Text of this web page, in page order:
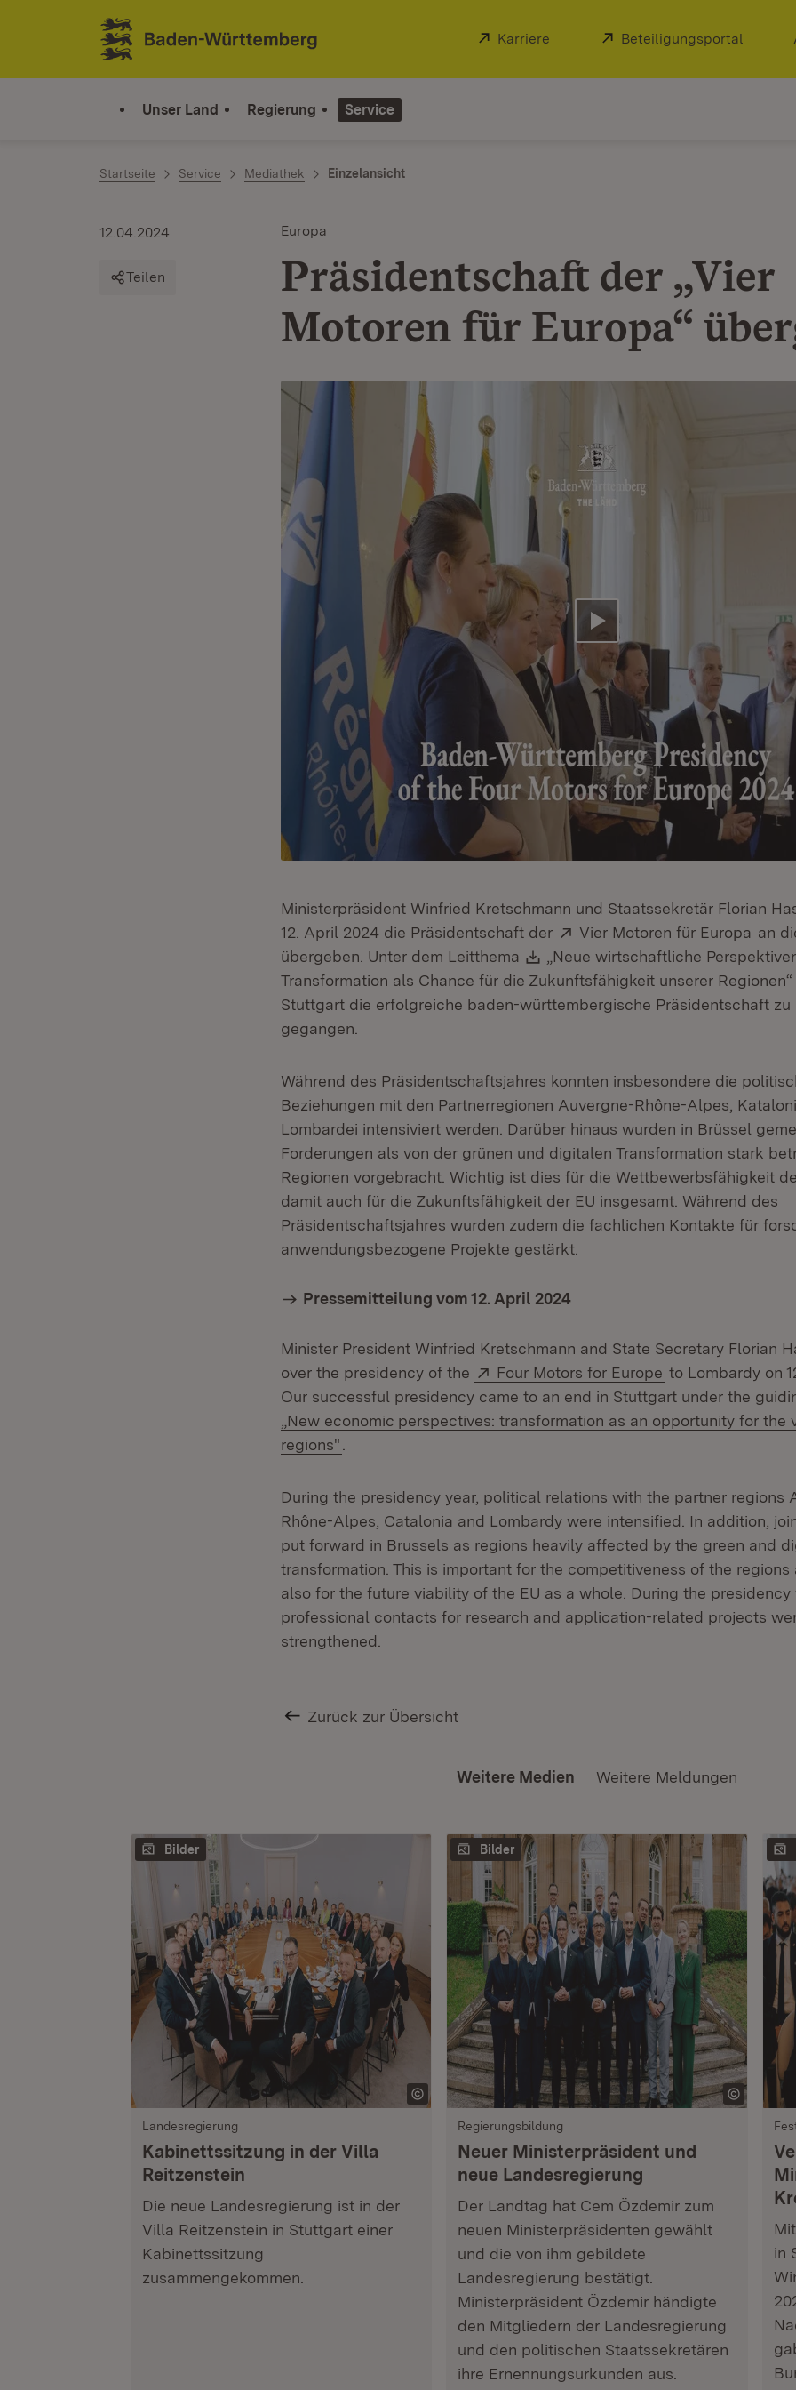
Zum Inhalt springen
Link zur Startseite
Extern:
Karriere (Öffnet in neuem Fenster)
Extern:
Beteiligungsportal
Unser Land Regierung Service
Startseite Service Mediathek Einzelansicht
Europa
Präsidentschaft der „Vier
Motoren für Europa“
12.04.2024
Teilen
Video abspielen
Ministerpräsident Winfried Kretschmann und Staatssekretär Florian
12. April 2024 die Präsidentschaft der
Extern:
Vier Motoren für Europa an
übergeben. Unter dem Leitthema
Download:
„Neue wirtschaftliche
Transformation als Chance für die Zukunftsfähigkeit unserer Regionen“
Stuttgart die erfolgreiche baden-württembergische Präsidentschaft zu
gegangen.
Während des Präsidentschaftsjahres konnten insbesondere die
Beziehungen mit den Partnerregionen Auvergne-Rhône-Alpes,
Lombardei intensiviert werden. Darüber hinaus wurden in Brüssel
Forderungen als von der grünen und digitalen Transformation stark
Regionen vorgebracht. Wichtig ist dies für die Wettbewerbsfähigkeit
damit auch für die Zukunftsfähigkeit der EU insgesamt. Während des
Präsidentschaftsjahres wurden zudem die fachlichen Kontakte für
anwendungsbezogene Projekte gestärkt.
Pressemitteilung vom 12. April 2024
Minister President Winfried Kretschmann and State Secretary Florian
over the presidency of the
Extern:
Four Motors for Europe (Öffnet in neuem
to Lombardy on
Our successful presidency came to an end in Stuttgart under the
„New economic perspectives: transformation as an opportunity for the
regions"
During the presidency year, political relations with the partner regions
Rhône-Alpes, Catalonia and Lombardy were intensified. In addition,
put forward in Brussels as regions heavily affected by the green and
transformation. This is important for the competitiveness of the regions
also for the future viability of the EU as a whole. During the presidency
professional contacts for research and application-related projects
strengthened.
Zurück zur Übersicht
Weitere Medien Weitere Meldungen
Bilder
Landesregierung
Kabinettssitzung in der Villa
Reitzenstein
Die neue Landesregierung ist in der
Villa Reitzenstein in Stuttgart einer
Kabinettssitzung
zusammengekommen.
Bilder
Regierungsbildung
Neuer Ministerpräsident und
neue Landesregierung
Der Landtag hat Cem Özdemir zum
neuen Ministerpräsidenten gewählt
und die von ihm gebildete
Landesregierung bestätigt.
Ministerpräsident Özdemir händigte
den Mitgliedern der Landesregierung
und den politischen Staatssekretären
ihre Ernennungsurkunden aus.
in